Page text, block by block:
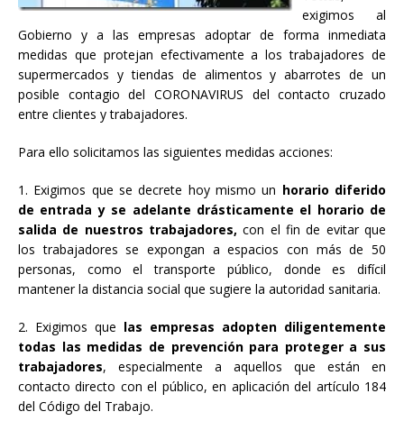
exigimos al
Gobierno y a las empresas adoptar de forma inmediata
medidas que protejan efectivamente a los trabajadores de
supermercados y tiendas de alimentos y abarrotes de un
posible contagio del CORONAVIRUS del contacto cruzado
entre clientes y trabajadores.
Para ello solicitamos las siguientes medidas acciones:
1. Exigimos que se decrete hoy mismo un horario diferido
de entrada y se adelante drásticamente el horario de
salida de nuestros trabajadores,con el fin de evitar que
los trabajadores se expongan a espacios con más de 50
personas, como el transporte público, donde es difícil
mantener la distancia social que sugiere la autoridad sanitaria.
2. Exigimos que las empresas adopten diligentemente
todas las medidas de prevención para proteger a sus
trabajadores, especialmente a aquellos que están en
contacto directo con el público, en aplicación del artículo 184
del Código del Trabajo.